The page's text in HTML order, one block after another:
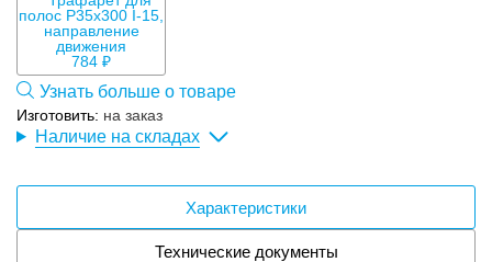
Изготовить: на заказ
784 ₽
Узнать больше о товаре
Наличие на складах
Характеристики
Технические документы